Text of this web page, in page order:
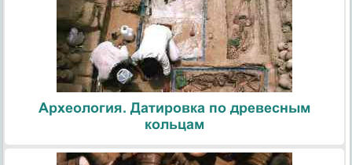
Археология. Датировка по древесным
кольцам